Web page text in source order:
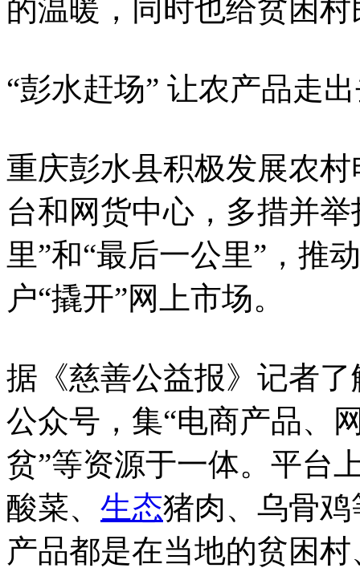
的温暖，同时也给贫困
“彭水赶场” 让农产品走
重庆彭水县积极发展农
台和网货中心，多措并
里”和“最后一公里”，推
户“撬开”网上市场。
据《慈善公益报》记者
公众号，集“电商产品、
贫”等资源于一体。平台
酸菜、 生态猪肉、乌骨
产品都是在当地的贫困